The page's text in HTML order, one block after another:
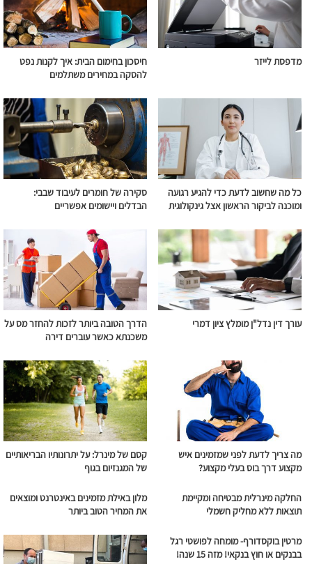
מדפסת לייזר
חיסכון בחימום הבית: איך לקנות נפט
להסקה במחירים משתלמים
כל מה שחשוב לדעת כדי להגיע רגועה
ומוכנה לביקור הראשון אצל גינקולוגית
סקירה של חומרים לעיבוד שבבי:
הבדלים ויישומים אפשריים
עורך דין נדל"ן מומלץ ציון דמרי
הדרך הטובה ביותר לזכות להחזר מס על
משכנתא כאשר עוברים דירה
מה צריך לדעת לפני שמזמינים איש
מקצוע דרך בוס בעלי מקצוע?
קסם של מינרל: על יתרונותיו הבריאותיים
של המגנזיום בגוף
החלקה מינרלית מבטיחה ומקיימת
תוצאות ללא מחליק חשמלי
מלון באילת מזמינים באינטרנט ומוצאים
את המחיר הטוב ביותר
מרטין בוקסדורף- מומחה לפושטי רגל
בבנקים או חוץ בנקאי! מזה 15 שנה!